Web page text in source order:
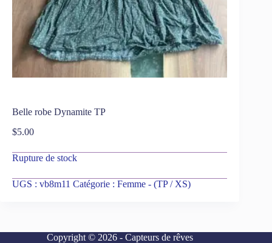
Belle robe Dynamite TP
$5.00
Rupture de stock
UGS : vb8m11 Catégorie : Femme - (TP / XS)
Copyright © 2026 - Capteurs de rêves